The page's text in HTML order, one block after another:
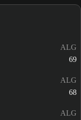
ALG
69
ALG
68
ALG